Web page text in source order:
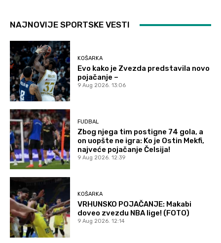
NAJNOVIJE SPORTSKE VESTI
KOŠARKA
Evo kako je Zvezda predstavila novo
pojačanje –
9 Aug 2026. 13:06
FUDBAL
Zbog njega tim postigne 74 gola, a
on uopšte ne igra: Ko je Ostin Mekfi,
najveće pojačanje Čelsija!
9 Aug 2026. 12:39
KOŠARKA
VRHUNSKO POJAČANJE: Makabi
doveo zvezdu NBA lige! (FOTO)
9 Aug 2026. 12:14